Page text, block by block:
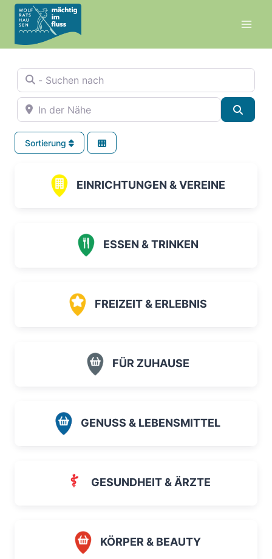
Zum
Inhalt
springen
- Suchen nach
In der Nähe
Sortierung
EINRICHTUNGEN & VEREINE
ESSEN & TRINKEN
FREIZEIT & ERLEBNIS
FÜR ZUHAUSE
GENUSS & LEBENSMITTEL
GESUNDHEIT & ÄRZTE
KÖRPER & BEAUTY